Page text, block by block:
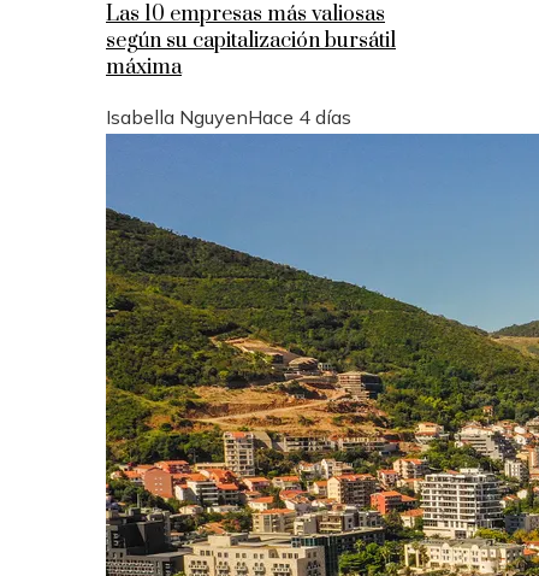
Las 10 empresas más valiosas
según su capitalización bursátil
máxima
Isabella NguyenHace 4 días